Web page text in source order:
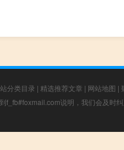
分类目录 | 精选推荐文章 | 网站地图 |
f_fb#foxmail.com说明，我们会及时